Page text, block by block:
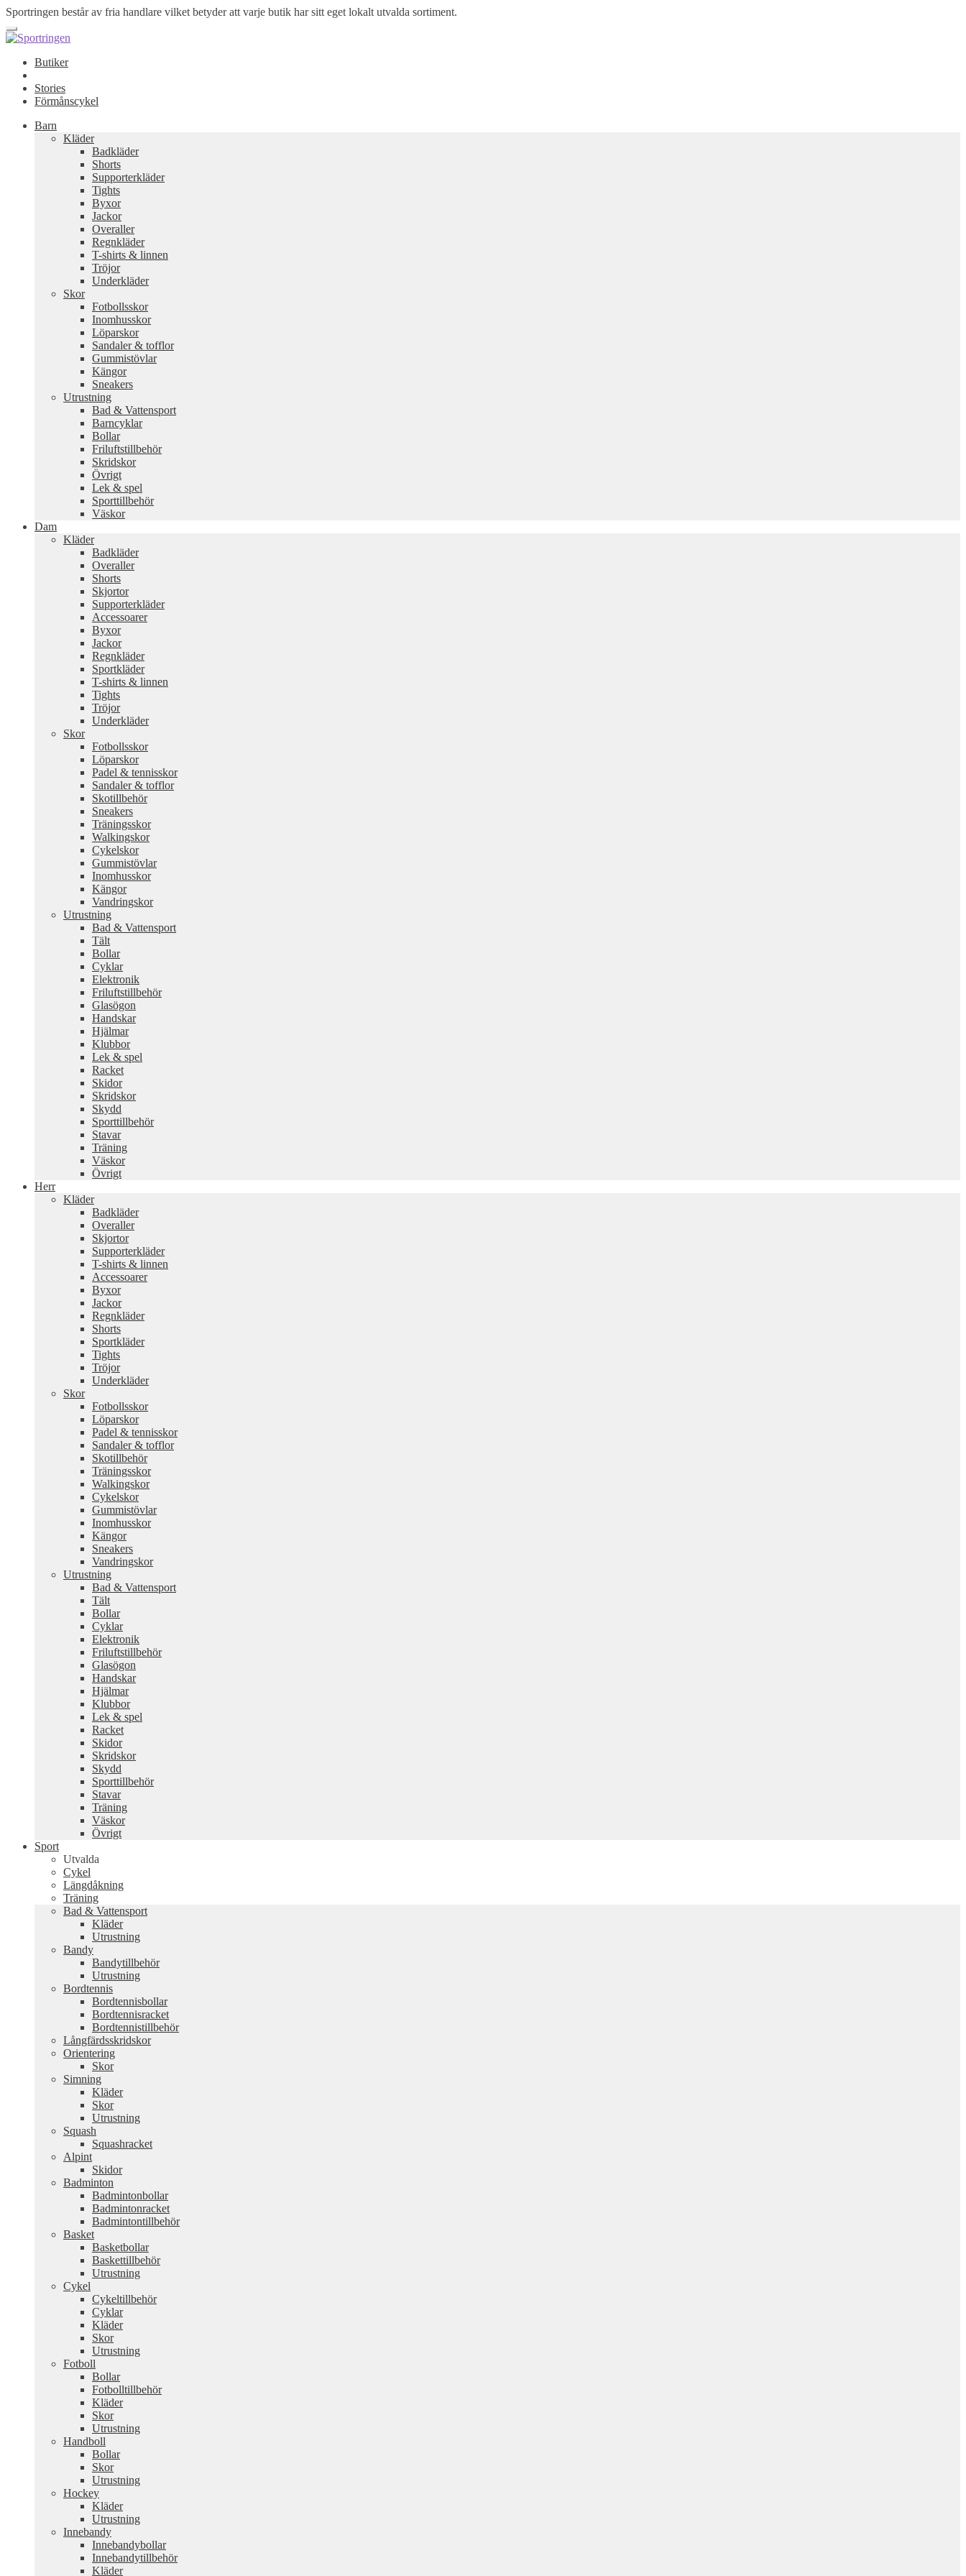
Sportringen består av fria handlare vilket betyder att varje butik har sitt eget lokalt utvalda sortiment.
Butiker
Stories
Förmånscykel
Barn
Kläder
Badkläder
Shorts
Supporterkläder
Tights
Byxor
Jackor
Overaller
Regnkläder
T-shirts & linnen
Tröjor
Underkläder
Skor
Fotbollsskor
Inomhusskor
Löparskor
Sandaler & tofflor
Gummistövlar
Kängor
Sneakers
Utrustning
Bad & Vattensport
Barncyklar
Bollar
Friluftstillbehör
Skridskor
Övrigt
Lek & spel
Sporttillbehör
Väskor
Dam
Kläder
Badkläder
Overaller
Shorts
Skjortor
Supporterkläder
Accessoarer
Byxor
Jackor
Regnkläder
Sportkläder
T-shirts & linnen
Tights
Tröjor
Underkläder
Skor
Fotbollsskor
Löparskor
Padel & tennisskor
Sandaler & tofflor
Skotillbehör
Sneakers
Träningsskor
Walkingskor
Cykelskor
Gummistövlar
Inomhusskor
Kängor
Vandringskor
Utrustning
Bad & Vattensport
Tält
Bollar
Cyklar
Elektronik
Friluftstillbehör
Glasögon
Handskar
Hjälmar
Klubbor
Lek & spel
Racket
Skidor
Skridskor
Skydd
Sporttillbehör
Stavar
Träning
Väskor
Övrigt
Herr
Kläder
Badkläder
Overaller
Skjortor
Supporterkläder
T-shirts & linnen
Accessoarer
Byxor
Jackor
Regnkläder
Shorts
Sportkläder
Tights
Tröjor
Underkläder
Skor
Fotbollsskor
Löparskor
Padel & tennisskor
Sandaler & tofflor
Skotillbehör
Träningsskor
Walkingskor
Cykelskor
Gummistövlar
Inomhusskor
Kängor
Sneakers
Vandringskor
Utrustning
Bad & Vattensport
Tält
Bollar
Cyklar
Elektronik
Friluftstillbehör
Glasögon
Handskar
Hjälmar
Klubbor
Lek & spel
Racket
Skidor
Skridskor
Skydd
Sporttillbehör
Stavar
Träning
Väskor
Övrigt
Sport
Utvalda
Cykel
Längdåkning
Träning
Bad & Vattensport
Kläder
Utrustning
Bandy
Bandytillbehör
Utrustning
Bordtennis
Bordtennisbollar
Bordtennisracket
Bordtennistillbehör
Långfärdsskridskor
Orientering
Skor
Simning
Kläder
Skor
Utrustning
Squash
Squashracket
Alpint
Skidor
Badminton
Badmintonbollar
Badmintonracket
Badmintontillbehör
Basket
Basketbollar
Baskettillbehör
Utrustning
Cykel
Cykeltillbehör
Cyklar
Kläder
Skor
Utrustning
Fotboll
Bollar
Fotbolltillbehör
Kläder
Skor
Utrustning
Handboll
Bollar
Skor
Utrustning
Hockey
Kläder
Utrustning
Innebandy
Innebandybollar
Innebandytillbehör
Kläder